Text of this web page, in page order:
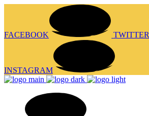
FACEBOOK TWITTER
INSTAGRAM